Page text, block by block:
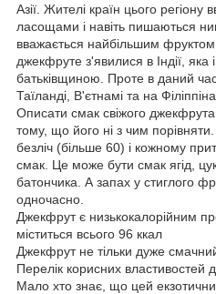
Азії. Жителі країн цього
ласощами і навіть пишаються
вважається найбільшим фруктом
джекфруте з'явилися в Індії, яка
батьківщиною. Проте в даний
Таїланді, В'єтнамі та на
Описати смак свіжого
тому, що його ні з чим
безліч (більше 60) і кожному
смак. Це може бути смак ягід,
батончика. А запах у стиглого
одночасно.
Джекфрут є низькокалорійним
міститься всього 96 ккал
Джекфрут не тільки дуже
Перелік корисних властивостей
Мало хто знає, що цей